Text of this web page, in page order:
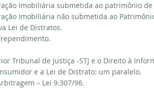
Imobiliária submetida ao patrimônio de
Imobiliária não submetida ao
Lei de Distratos.
Tribunal de Justiça -STJ e o Direito à
e a Lei de Distrato: um paralelo.
– Lei 9.307/96.